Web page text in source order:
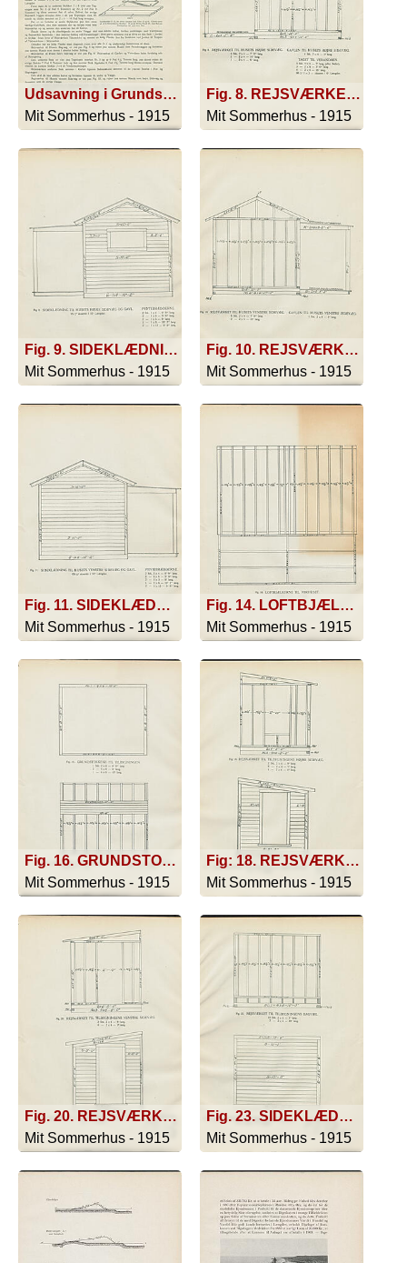
Udsavning i Grundstokkene.; Gulvbrædder (1-2), der drives sammen med Kiler (3 og 4). Kilerne saves ud af tiloversblevne Brædder. Et andet Stykke Brædt (5) slaas fast paa Gulvbjæken (6) med store Søm.
Mit Sommerhus - 1915
Fig. 8. REJSVÆRKET TIL HUSETS HØJRE SIDEVÆG. 6 Stk 2 X 4 - 7' 6'' lang. 2 - 2 X 4 - 8' lang. GAVLEN TIL HUSETS HØJRE SIDEVÆG. 1 Stk. 2 X 4 - 5' lang. TAGET TIL VERANDAEN. 3 Stk. 4 X 4 - 7' lang (eller Søjler). 3 - 2 X 8 - 5' 6' lang. 4 - 2 X 8 - 5' 6'' lang. 4 - 2 X 4 - 16' lang. 96 □' 1 X 3 - skaaren i 6' Længder.
Mit Sommerhus - 1915
Fig. 9. SIDEKLÆDNING TIL HUSETS HØJRE SIDEVÆG OG GAVL. 95 □' skaaren i 10' Længder. PYNTEBRÆDDERNE.2 sTK 1 X 4 - 6' 8'' lang. 2 - 1 X 6 - 5' 6'' lang. 2 - 1 X 3 - 8' lang. 1 - 1 X 6 10' 2'' lang. 2 - 1 X 12 - 6' 8'' lang.
Mit Sommerhus - 1915
Fig. 10. REJSVÆRKET TIL HUSETS VENSTRE SIDEVÆG. 8 Stk 2 X 4 - 7' 6'' lang. 2 - 2 X 4 10' lang. GAVLEN TIL HUSETS VENSTRE SIDEVÆG. 1 Stk. 2 X 4 - 5' lang.
Mit Sommerhus - 1915
Fig. 11. SIDEKLÆDNING TIL HUSETS VENSTRE SIDEVÆG OG GAVL. 105 □' skaaren i 10' Længder. PYNTEBRÆDDERNE. 2 Stk. 1 X 4 - 6' 8'' lang. 2 - 1 X 6 - 5' '' lang. 2 - 1 X 3 - 8' lang. 1 - 1 X 6 - 10' 2'' lang. 2 - 1 X 12 - 6' 8'' lang.
Mit Sommerhus - 1915
Fig. 14. LOFTBJÆLKERNE TIL FORHUSET. 14 Stk 2 X 4 - 10 lang.
Mit Sommerhus - 1915
Fig. 16. GRUNDSTOKKENE TIL TILBYGNINGEN. 1 Stk 2 X 6 - 9' 6'' lang. 2 - 4 X 6 - 8' lang. 1 - 4 X 6 - 10' lang.; Fig. 17. GULVBJÆLKERNE TIL TILBYGNINGEN. 8 Stk. 2 X 6 - 8' lang. GULVBRÆDDER TIL TILBYGNINGEN. 80 □' 1 X 3 - 10 lang.
Mit Sommerhus - 1915
Fig: 18. REJSVÆRKET TIL TILBYGNINGENS HØJRE SIDEVÆG. 2 Stk. 2 X 4 - 8' lang. 6 - 2 X 4 - 7' lang. 1 - 2 X 4 - 4' lang. ; Fig 19. SIDEKLÆDNINGEN TIL TILBYGNINGENS HØJRE SIDEVÆG. 65 □' - 8' Længder. PYNTEBRÆDDERNE. 1 Stk. 1 X 4 - 9' 1'' lang. 1 - 1 X 6 - 8' 4'' lang. 1 - 1 X 6 - 8' lang. 1 - 1 X 3 - 7' 2'' lang. 1 X 12 - 10' lang.
Mit Sommerhus - 1915
Fig. 20. REJSVÆRKET TIL TILBYGNINGENS VENSTRE SIDEVÆG. 2 Stk. 2 X 4 8' lang. 6 - 2 X 4 - 7' lang. ; Fig. 21. SIDEKLÆDNING TIL TILBYGNINGENS VENSTRE SIDEVÆG. 60 □' - 8' Længder. PYNTEBRÆDDERNE. 1 Stk. 1 X 4 - 9' 1'' lang. 1 - 1 X 6 - 8' 4'' lang. 1 - 1 X 6 - 8' lang. 1 - 1 X 3 - 7' 2'' lang. 1 - 3 - 8' 2'' lang. 1 - 1 - 12 10' lang.
Mit Sommerhus - 1915
Fig. 23. SIDEKLÆDNINGEN TIL TILBYGNINGENS BAGVÆG. 102 □' skaaren i 10' Længder. PYNTEBRÆDDERNE. 2 Stk 1 X 6 - 10' 4'' lang. PYNTEBRÆDDERNE. 2 Stk. 1 X 6 - 10' 4'' lang. 2 - 1 X 4 - 7' 6'' lang. 1 - 1 X 4 - 12' lang. 1 - 1 X 12 - 12' lang. > Til Tagskægget.
Mit Sommerhus - 1915